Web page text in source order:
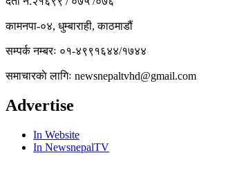
कामनपा-०४, धुम्बाराही, काठमाडौं
सम्पर्क नम्बरः ०१-४९९१६४४/१७४४
समाचारकाे लागिः newsnepaltvhd@gmail.com
Advertise
In Website
In NewsnepalTV